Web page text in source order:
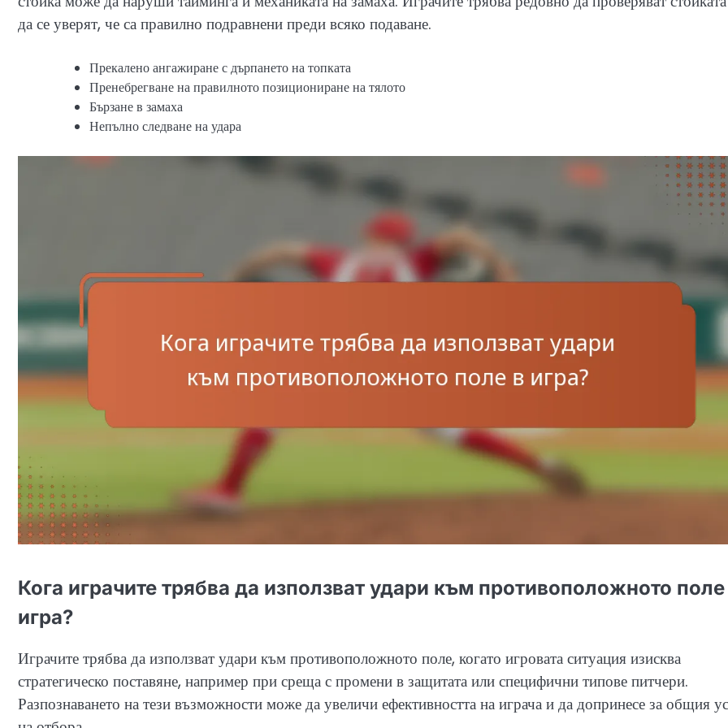
да се уверят, че са правилно подравнени преди всяко подаване.
Прекалено ангажиране с дърпането на топката
Пренебрегване на правилното позициониране на тялото
Бързане в замаха
Непълно следване на удара
Кога играчите трябва да използват удари към противоположното поле
игра?
Играчите трябва да използват удари към противоположното поле, когато игровата ситуация изисква
стратегическо поставяне, например при среща с промени в защитата или специфични типове питчери.
Разпознаването на тези възможности може да увеличи ефективността на играча и да допринесе за общия